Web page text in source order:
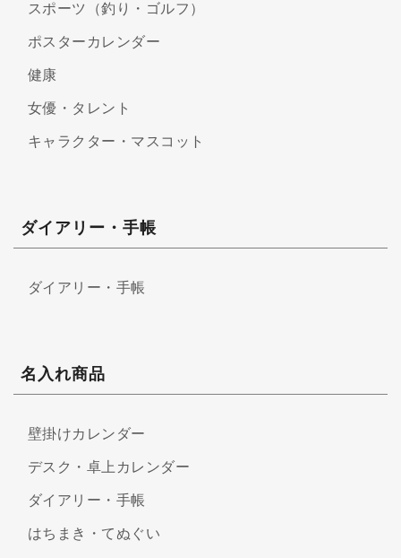
スポーツ（釣り・ゴルフ）
ポスターカレンダー
健康
女優・タレント
キャラクター・マスコット
ダイアリー・手帳
ダイアリー・手帳
名入れ商品
壁掛けカレンダー
デスク・卓上カレンダー
ダイアリー・手帳
はちまき・てぬぐい